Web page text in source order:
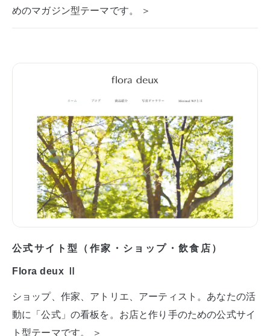
めのマガジン型テーマです。 ＞
公式サイト型（作家・ショップ・飲食店）
Flora deux Ⅱ
ショップ、作家、アトリエ、アーティスト。あなたの活
動に「公式」の看板を。お店と作り手のための公式サイ
ト型テーマです。 ＞